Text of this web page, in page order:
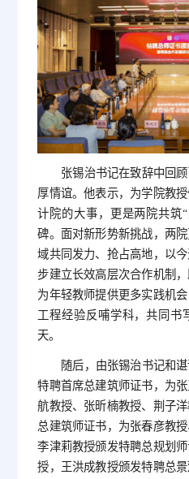
张锡治书记在致辞中回
厚情谊。他表示，为学院教
计院的大事，更是两院共筑
碑。面对新形势新挑战，两
域共同发力、抢占高地，以
步建立长效高层次合作机制
为年轻教师提供更多实践机
工程经验反哺学科，共同书
天。
随后，由张锡治书记和
特聘首席总建筑师证书，为
航教授、张昕楠教授、荆子
总建筑师证书，为张春彦教
李津莉教授颁发特聘总规划
授，王洪成教授颁发特聘总